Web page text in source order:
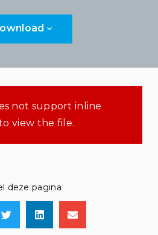
not support inline
view the file.
deze pagina